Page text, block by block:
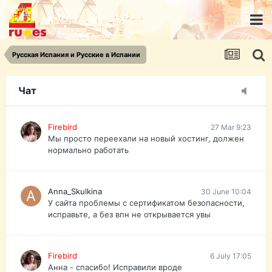
Русская Испания и Русские в Испании
Чат
urist.dokument@gmail.com
https://pasport-ua.com/
Телеграмм @uristpassua
Firebird
Друзья - из России без VPN сайт и форум
Firebird 27 Mar 9:23
Мы просто переехали на новый хостинг, должен
нормально работать
Anna_Skulkina 30 June 10:04
У сайта проблемы с сертификатом безопасности,
исправьте, а без впн не открывается увы
Firebird 6 July 17:05
Анна - спасибо! Исправили вроде